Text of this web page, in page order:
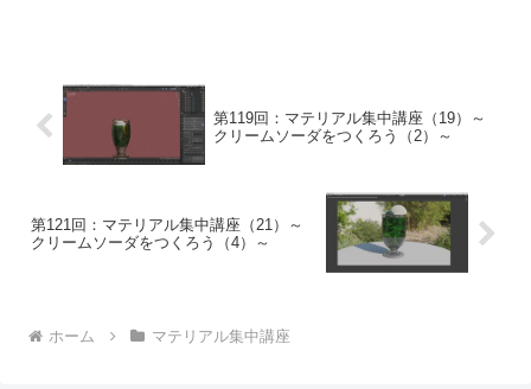
第119回：マテリアル集中講座（19）～
クリームソーダをつくろう（2）～
第121回：マテリアル集中講座（21）～
クリームソーダをつくろう（4）～
ホーム マテリアル集中講座